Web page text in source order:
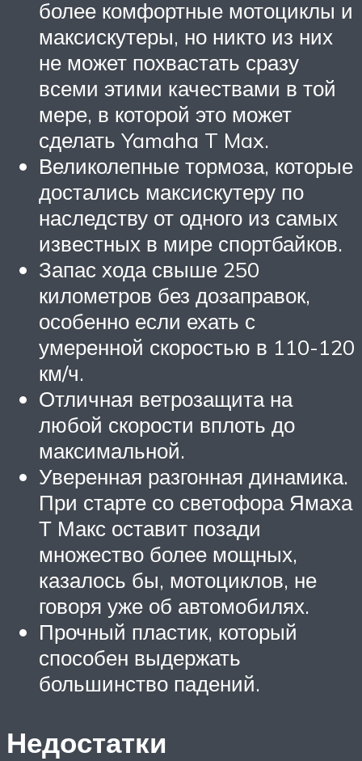
более комфортные мотоциклы и
максискутеры, но никто из них
не может похвастать сразу
всеми этими качествами в той
мере, в которой это может
сделать Yamaha T Max.
Великолепные тормоза, которые
достались максискутеру по
наследству от одного из самых
известных в мире спортбайков.
Запас хода свыше 250
километров без дозаправок,
особенно если ехать с
умеренной скоростью в 110-120
км/ч.
Отличная ветрозащита на
любой скорости вплоть до
максимальной.
Уверенная разгонная динамика.
При старте со светофора Ямаха
Т Макс оставит позади
множество более мощных,
казалось бы, мотоциклов, не
говоря уже об автомобилях.
Прочный пластик, который
способен выдержать
большинство падений.
Недостатки